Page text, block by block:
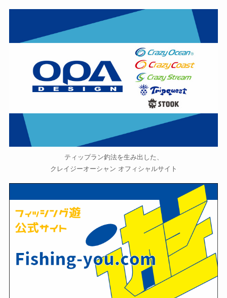
ティップラン釣法を生み出した、
クレイジーオーシャン オフィシャルサイト